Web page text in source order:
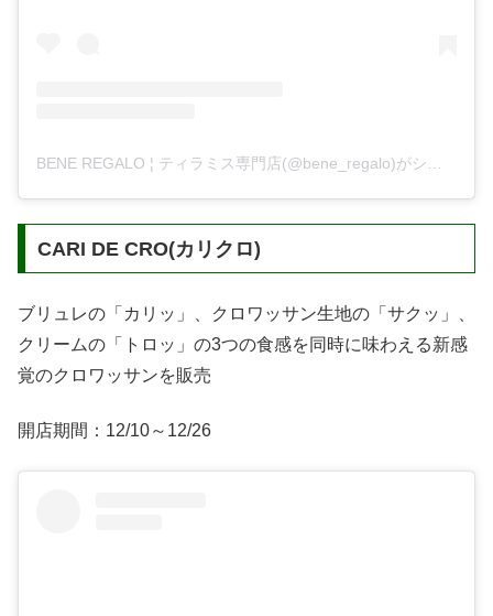
BENE REGALO ¦ ティラミス専門店(@bene_regalo)がシェアした投稿
CARI DE CRO(カリクロ)
ブリュレの「カリッ」、クロワッサン生地の「サクッ」、
クリームの「トロッ」の3つの食感を同時に味わえる新感
覚のクロワッサンを販売
開店期間：12/10～12/26